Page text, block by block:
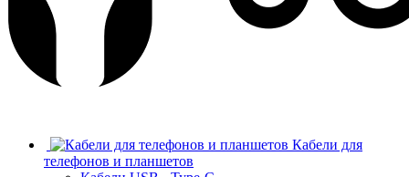
Кабели для
телефонов и планшетов